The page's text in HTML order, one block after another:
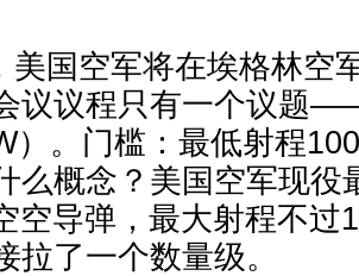
美国空军将在埃格林空
议议程只有一个议题
）。门槛：最低射程
么概念？美国空军现役
空导弹，最大射程不过
拉了一个数量级。